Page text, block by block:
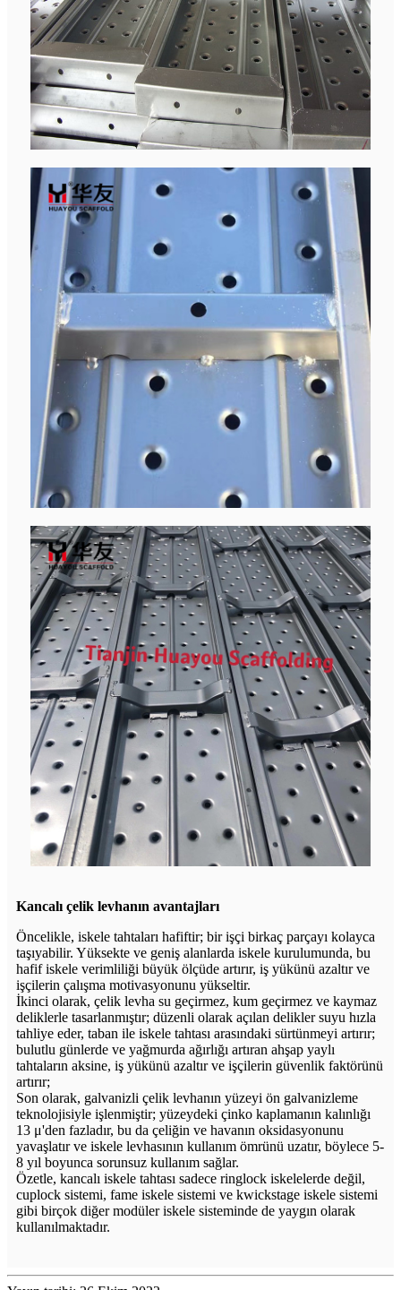
Kancalı çelik levhanın avantajları
Öncelikle, iskele tahtaları hafiftir; bir işçi birkaç parçayı kolayca
taşıyabilir. Yüksekte ve geniş alanlarda iskele kurulumunda, bu
hafif iskele verimliliği büyük ölçüde artırır, iş yükünü azaltır ve
işçilerin çalışma motivasyonunu yükseltir.
İkinci olarak, çelik levha su geçirmez, kum geçirmez ve kaymaz
deliklerle tasarlanmıştır; düzenli olarak açılan delikler suyu hızla
tahliye eder, taban ile iskele tahtası arasındaki sürtünmeyi artırır;
bulutlu günlerde ve yağmurda ağırlığı artıran ahşap yaylı
tahtaların aksine, iş yükünü azaltır ve işçilerin güvenlik faktörünü
artırır;
Son olarak, galvanizli çelik levhanın yüzeyi ön galvanizleme
teknolojisiyle işlenmiştir; yüzeydeki çinko kaplamanın kalınlığı
13 μ'den fazladır, bu da çeliğin ve havanın oksidasyonunu
yavaşlatır ve iskele levhasının kullanım ömrünü uzatır, böylece 5-
8 yıl boyunca sorunsuz kullanım sağlar.
Özetle, kancalı iskele tahtası sadece ringlock iskelelerde değil,
cuplock sistemi, fame iskele sistemi ve kwickstage iskele sistemi
gibi birçok diğer modüler iskele sisteminde de yaygın olarak
kullanılmaktadır.